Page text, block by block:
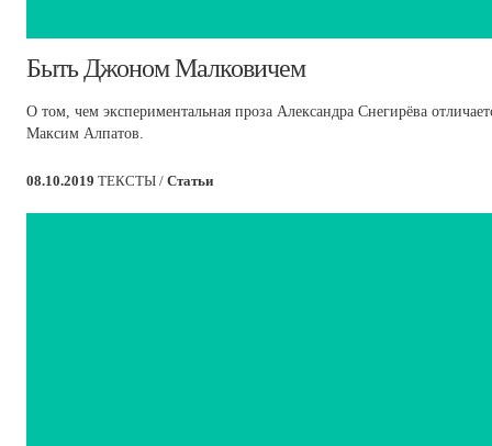
​Быть Джоном Малковичем
О том, чем экспериментальная проза Александра Снегирёва
Максим Алпатов.
08.10.2019 ТЕКСТЫ / Статьи